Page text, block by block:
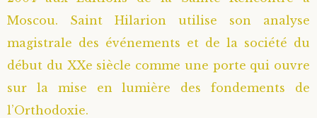
Saint Sophrony l’Athonite
Sainte Xenia
Sainte Matrone de Moscou
Staritsa Marie Makovkine
Natalia de Vyritsa
Staritsa Anastasia
Archimandrite Lazare (Abachidzé)
Geronda Arsenios le Spiléote
Gerondissa Makrina (Vassopoulou)
Moscou. Saint Hilarion utilise son analyse
magistrale des événements et de la société du
début du XXe siècle comme une porte qui ouvre
sur la mise en lumière des fondements de
l’Orthodoxie.